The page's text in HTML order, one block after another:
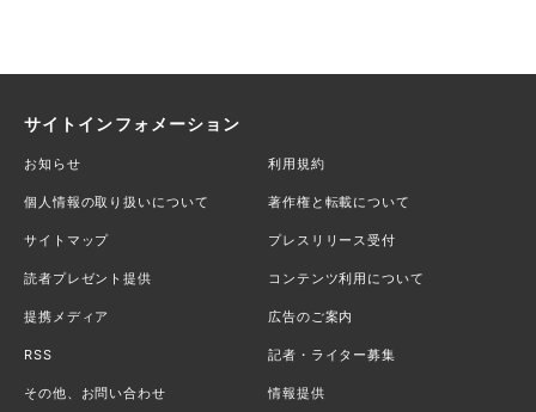
サイトインフォメーション
お知らせ 利用規約
個人情報の取り扱いについて 著作権と転載について
サイトマップ プレスリリース受付
読者プレゼント提供 コンテンツ利用について
提携メディア 広告のご案内
RSS 記者・ライター募集
その他、お問い合わせ 情報提供